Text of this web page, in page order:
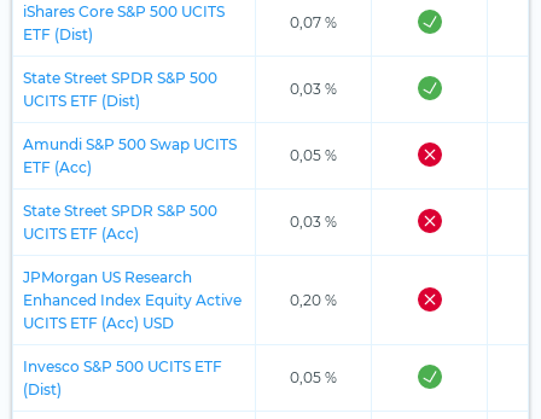
iShares Core S&P 500 UCITS
ETF (Dist)
0,07 %
State Street SPDR S&P 500
UCITS ETF (Dist)
0,03 %
Amundi S&P 500 Swap UCITS
ETF (Acc)
0,05 %
State Street SPDR S&P 500
UCITS ETF (Acc)
0,03 %
JPMorgan US Research
Enhanced Index Equity Active
UCITS ETF (Acc) USD
0,20 %
Invesco S&P 500 UCITS ETF
(Dist)
0,05 %